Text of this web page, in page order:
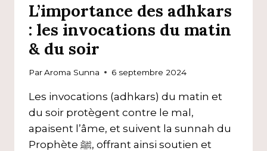
L’importance des adhkars
: les invocations du matin
& du soir
ParAroma Sunna 6 septembre 2024
Les invocations (adhkars) du matin et
du soir protègent contre le mal,
apaisent l’âme, et suivent la sunnah du
Prophète ﷺ, offrant ainsi soutien et